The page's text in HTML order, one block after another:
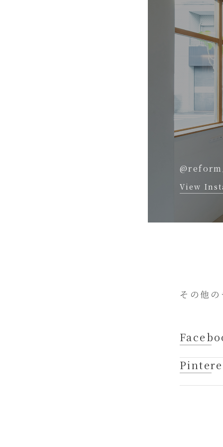
View
その他